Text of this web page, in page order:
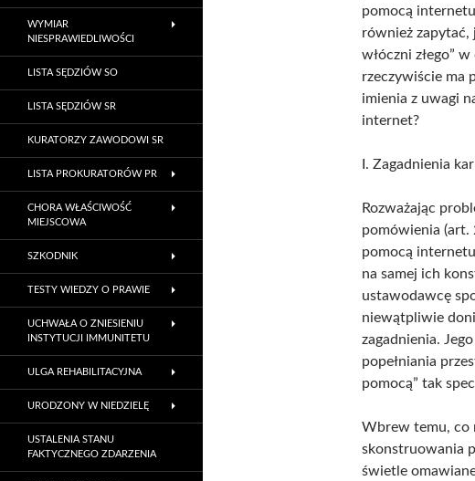
pomocą
również zapytać,
włóczni złego”
rzeczywiście ma
imienia z uwagi
internet?
I. Zagadnienia
Rozważając
pomówienia (art.
pomocą
na samej ich
ustawodawcę
niewątpliwie
zagadnienia.
popełniania
pomocą” tak
Wbrew temu, co
skonstruowania
świetle
WYMIAR
NIESPRAWIEDLIWOŚCI
LISTA SĘDZIÓW SO
LISTA SĘDZIÓW SR
KURATORZY ZAWODOWI SR
LISTA PROKURATORÓW PR
CHORA WŁAŚCIWOŚĆ
MIEJSCOWA
SZKODNIK
TESTY WIEDZY O PRAWIE
UCHWAŁA O ZNIESIENIU
INSTYTUCJI IMMUNITETU
ULGA REHABILITACYJNA
URODZONY W NIEDZIELĘ
USTALENIA STANU
FAKTYCZNEGO ZDARZENIA